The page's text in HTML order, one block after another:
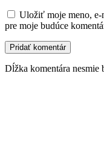
Uložiť moje meno, e-
pre moje budúce
Dĺžka komentára